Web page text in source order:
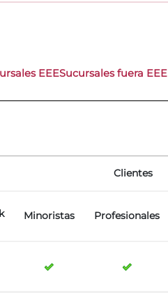
EEESucursales fuera EEE
Clientes
k Minoristas Profesionales